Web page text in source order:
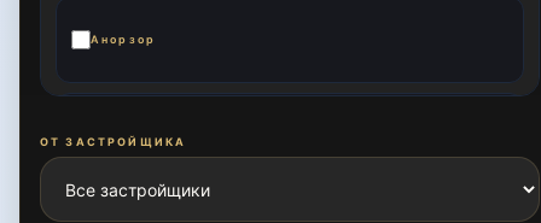
Анорзор
Ахмад Дониш
ОТ ЗАСТРОЙЩИКА